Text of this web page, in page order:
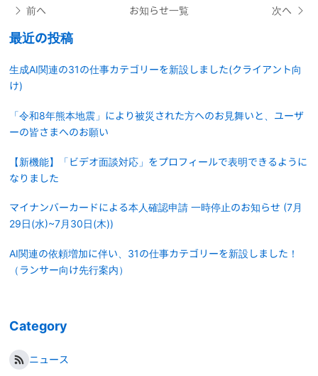
前へ お知らせ一覧 次へ
最近の投稿
生成AI関連の31の仕事カテゴリーを新設しました(クライアント向
け)
「令和8年熊本地震」により被災された方へのお見舞いと、ユーザ
ーの皆さまへのお願い
【新機能】「ビデオ面談対応」をプロフィールで表明できるように
なりました
マイナンバーカードによる本人確認申請 一時停止のお知らせ (7月
29日(水)~7月30日(木))
AI関連の依頼増加に伴い、31の仕事カテゴリーを新設しました！
（ランサー向け先行案内）
Category
ニュース